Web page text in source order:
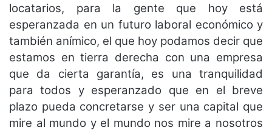
locatarios, para la gente que hoy está
esperanzada en un futuro laboral económico y
también anímico, el que hoy podamos decir que
estamos en tierra derecha con una empresa
que da cierta garantía, es una tranquilidad
para todos y esperanzado que en el breve
plazo pueda concretarse y ser una capital que
mire al mundo y el mundo nos mire a nosotros